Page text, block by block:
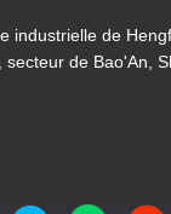
industrielle de
secteur de Bao'An,